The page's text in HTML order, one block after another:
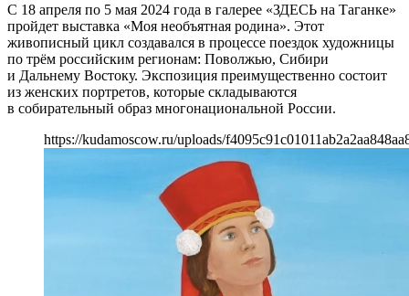
С 18 апреля по 5 мая 2024 года в галерее «ЗДЕСЬ на Таганке»
пройдет выставка «Моя необъятная родина». Этот
живописный цикл создавался в процессе поездок художницы
по трём российским регионам: Поволжью, Сибири
и Дальнему Востоку. Экспозиция преимущественно состоит
из женских портретов, которые складываются
в собирательный образ многонациональной России.
https://kudamoscow.ru/uploads/